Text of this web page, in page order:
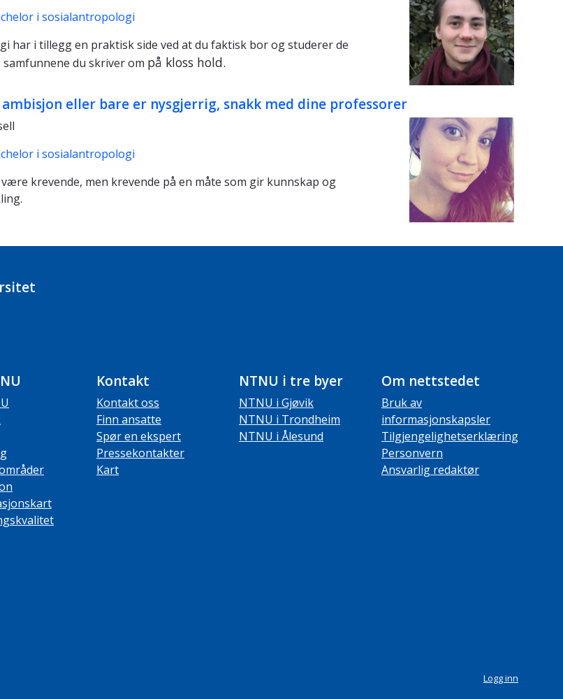
i sosialantropologi
har i tillegg en praktisk side ved at du faktisk bor og studerer de
du skriver om på kloss hold.
eller bare er nysgjerrig, snakk med dine professorer
i sosialantropologi
krevende, men krevende på en måte som gir kunnskap og
Kontakt
Kontakt oss
Finn ansatte
Spør en ekspert
Pressekontakter
Kart
NTNU i tre byer
NTNU i Gjøvik
NTNU i Trondheim
NTNU i Ålesund
Om nettstedet
Bruk av
informasjonskapsler
Tilgjengelighetserklæring
Personvern
Ansvarlig redaktør
Logg inn